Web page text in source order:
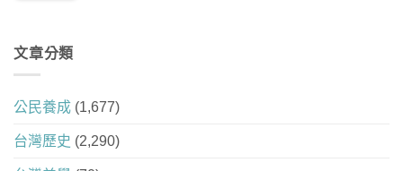
文章分類
公民養成 (1,677)
台灣歷史 (2,290)